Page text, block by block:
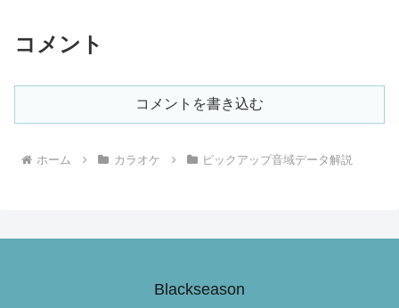
コメント
コメントを書き込む
ホーム カラオケ ピックアップ音域データ解説
Blackseason